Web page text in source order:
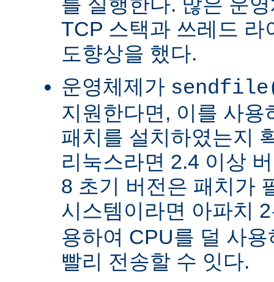
TCP 스택과 쓰레드 라
도향상을 했다.
운영체제가
지원한다면, 이를 사용
패치를 설치하였는지
리눅스라면 2.4 이상
8 초기 버전은 패치가
시스템이라면 아파치
용하여 CPU를 덜 사
빨리 전송할 수 잇다.